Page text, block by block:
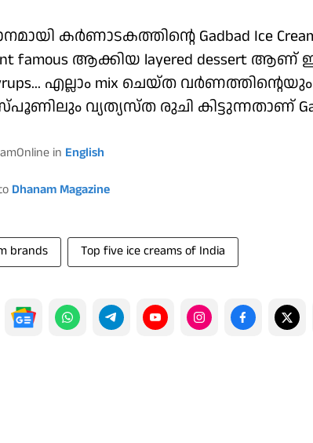
കര്‍ണാടകത്തിന്റെ Gadbad Ice
famous ആക്കിയ layered dessert ആണ്
എല്ലാം mix ചെയ്ത
വ്യത്യസ്ത രുചി കിട്ടുന്നതാണ്
in English
Dhanam Magazine
brands Top five ice creams of India